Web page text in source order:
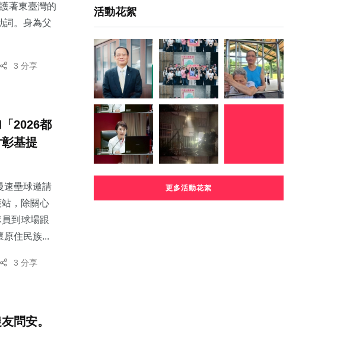
著東臺灣的
詞。身為父
3 分享
2026都
基提
速壘球邀請
，除關心
到球場跟
原住民族...
3 分享
問安。
活動花絮
更多活動花絮